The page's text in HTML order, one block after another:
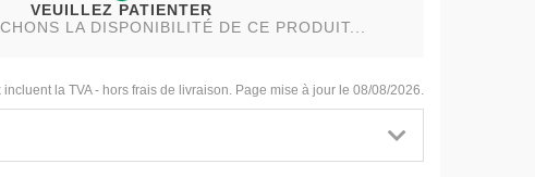
VEUILLEZ PATIENTER
LA DISPONIBILITÉ DE CE PRODUIT...
incluent la TVA - hors frais de livraison. Page mise à jour le 08/08/2026.